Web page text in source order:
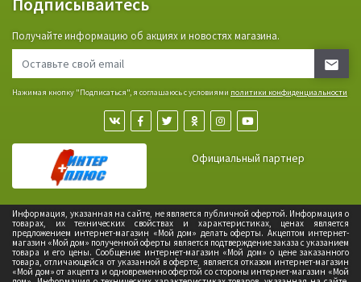
Получайте информацию об акциях и новостях магазина.
Нажимая кнопку "Подписаться", я соглашаюсь с условиями политики конфиденциальности
Официальный партнер
Информация, указанная на сайте, не является публичной офертой. Информация о
товарах, их технических свойствах и характеристиках, ценах является
предложением интернет-магазин «Мой дом» делать оферты. Акцептом интернет-
магазин «Мой дом» полученной оферты является подтверждение заказа с указанием
товара и его цены. Сообщение интернет-магазин «Мой дом» о цене заказанного
товара, отличающейся от указанной в оферте, является отказом интернет-магазин
«Мой дом» от акцепта и одновременно офертой со стороны интернет-магазин «Мой